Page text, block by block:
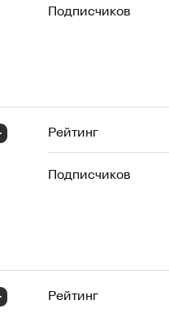
Подписчиков
Рейтинг
Подписчиков
Рейтинг